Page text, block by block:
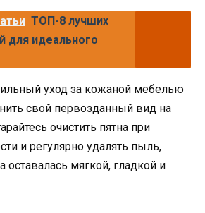
ТОП-8 лучших
для идеального
уход за кожаной мебелью
свой первозданный вид на
очистить пятна при
и регулярно удалять пыль,
оставалась мягкой, гладкой и